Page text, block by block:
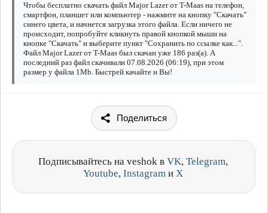
Чтобы бесплатно скачать файл Major Lazer от T-Maas на телефон,
смартфон, планшет или компьютер - нажмите на кнопку "Скачать"
синего цвета, и начнется загрузка этого файла. Если ничего не
происходит, попробуйте кликнуть правой кнопкой мыши на
кнопке "Скачать" и выберите пункт "Сохранить по ссылке как...".
Файл Major Lazer от T-Maas был скачан уже 186 раз(а). А
последний раз файл скачивали 07.08.2026 (06:19), при этом
размер у файла 1Mb. Быстрей качайте и Вы!
Поделиться
Подписывайтесь на veshok в VK, Telegram,
Youtube, Instagram и X